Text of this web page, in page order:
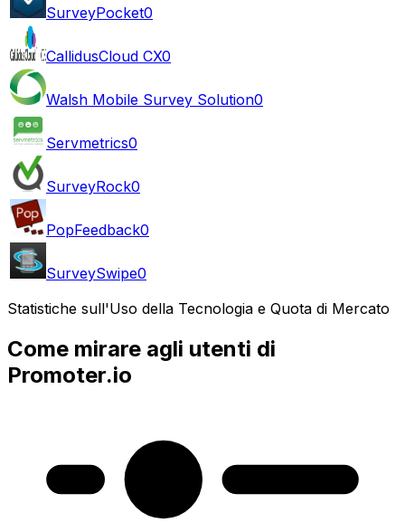
SurveyPocket0
CallidusCloud CX0
Walsh Mobile Survey Solution0
Servmetrics0
SurveyRock0
PopFeedback0
SurveySwipe0
Statistiche sull'Uso della Tecnologia e Quota di Mercato
Come mirare agli utenti di
Promoter.io